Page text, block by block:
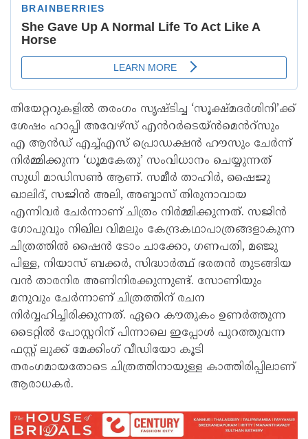
തിയേറ്ററുകളിൽ തരംഗം സൃഷ്ടിച്ച ‘സൂക്ഷ്മദർശിനി’ക്ക്
ശേഷം ഹാപ്പി അവേഴ്സ് എൻറർടെയ്ൻമെൻറ്സും
എ ആൻഡ് എച്ച്എസ് പ്രൊഡക്ഷൻ ഹൗസും ചേർന്ന്
നിർമ്മിക്കുന്ന ‘ധൂമകേതു’ സംവിധാനം ചെയ്യുന്നത്
സുധി മാഡിസൺ ആണ്. സമീർ താഹിർ, ഷൈജു
ഖാലിദ്, സജിൻ അലി, അബ്ബാസ് തിരുനാവായ
എന്നിവർ ചേർന്നാണ് ചിത്രം നിർമ്മിക്കുന്നത്. സജിൻ
ഗോപുവും നിഖില വിമലും കേന്ദ്രകഥാപാത്രങ്ങളാകുന്ന
ചിത്രത്തിൽ ഷൈൻ ടോം ചാക്കോ, ഗണപതി, മഞ്ജു
പിള്ള, നിയാസ് ബക്കർ, സിദ്ധാർത്ഥ് ഭരതൻ തുടങ്ങിയ
വൻ താരനിര അണിനിരക്കുന്നുണ്ട്. സോണിയും
മനുവും ചേർന്നാണ് ചിത്രത്തിന് രചന
നിർവ്വഹിച്ചിരിക്കുന്നത്. ഏറെ കൗതുകം ഉണർത്തുന്ന
ടൈറ്റിൽ പോസ്റ്ററിന് പിന്നാലെ ഇപ്പോൾ പുറത്തുവന്ന
ഫസ്റ്റ് ലുക്ക് മേക്കിംഗ് വീഡിയോ കൂടി
തരംഗമായതോടെ ചിത്രത്തിനായുള്ള കാത്തിരിപ്പിലാണ്
ആരാധകർ.